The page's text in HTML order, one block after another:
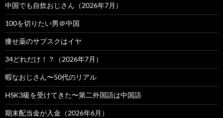
中国でも自炊おじさん（2026年7月）
100を切りたい男＠中国
痩せ薬のサブスクはイヤ
34どれだけ！？（2026年7月）
暇なおじさん〜50代のリアル
HSK3級を受けてきた〜第二外国語は中国語
期末配当金が入金（2026年6月）